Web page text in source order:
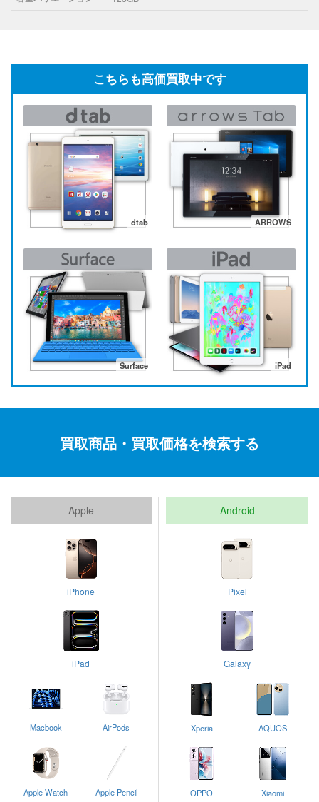
こちらも高価買取中です
dtab ARROWS
Surface iPad
買取商品・買取価格を検索する
Apple
iPhone
iPad
Macbook AirPods
Apple Watch Apple Pencil
Android
Pixel
Galaxy
Xperia AQUOS
OPPO Xiaomi